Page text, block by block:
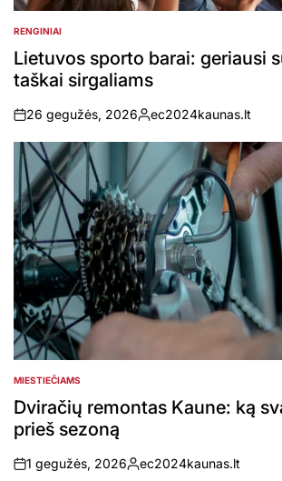
POSTED
IN
RENGINIAI
Lietuvos sporto barai: geriausi
taškai sirgaliams
on
26 gegužės, 2026
Posted
by
ec2024kaunas.lt
POSTED
IN
MIESTIEČIAMS
Dviračių remontas Kaune: ką
prieš sezoną
on
1 gegužės, 2026
Posted
ec2024kaunas.lt